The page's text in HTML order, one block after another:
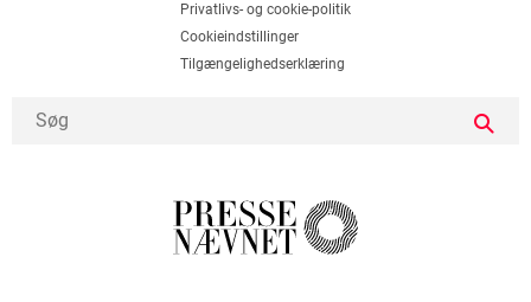
Privatlivs- og cookie-politik
Cookieindstillinger
Tilgængelighedserklæring